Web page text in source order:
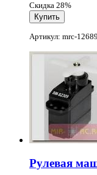
Скидка 28%
Артикул: mrc-
Рулевая